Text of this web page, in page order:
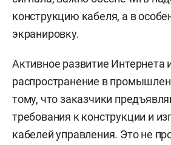
конструкцию кабеля, а в
экранировку.
Активное развитие Интернета
распространение в
тому, что заказчики
требования к конструкции и
кабелей управления. Это не